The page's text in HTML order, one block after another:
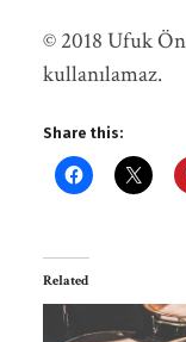
© 2018 Ufuk
kullanılamaz.
Share this:
Related